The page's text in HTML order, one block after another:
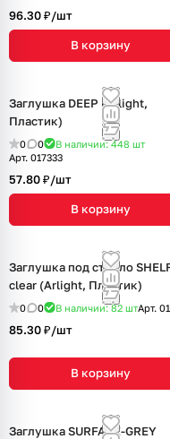
96.30 ₽/шт
В корзину
Заглушка DEEP (Arlight,
Пластик)
0 0 В наличии: 448 шт
Арт. 017333
57.80 ₽/шт
В корзину
Заглушка под стекло
clear (Arlight, Пластик)
0 0 В наличии: 82 штАрт.
85.30 ₽/шт
В корзину
Заглушка SURFACE-GREY